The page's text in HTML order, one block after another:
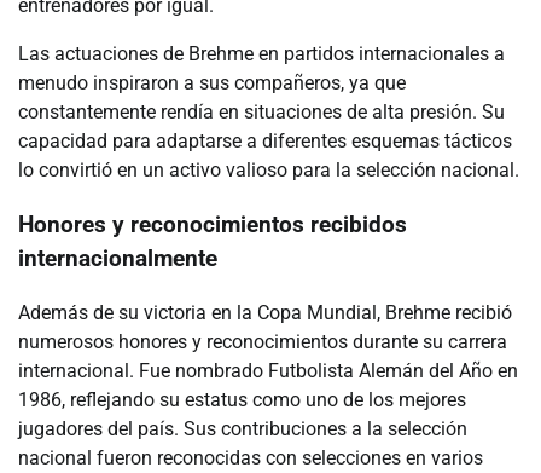
entrenadores por igual.
Las actuaciones de Brehme en partidos internacionales a
menudo inspiraron a sus compañeros, ya que
constantemente rendía en situaciones de alta presión. Su
capacidad para adaptarse a diferentes esquemas tácticos
lo convirtió en un activo valioso para la selección nacional.
Honores y reconocimientos recibidos
internacionalmente
Además de su victoria en la Copa Mundial, Brehme recibió
numerosos honores y reconocimientos durante su carrera
internacional. Fue nombrado Futbolista Alemán del Año en
1986, reflejando su estatus como uno de los mejores
jugadores del país. Sus contribuciones a la selección
nacional fueron reconocidas con selecciones en varios